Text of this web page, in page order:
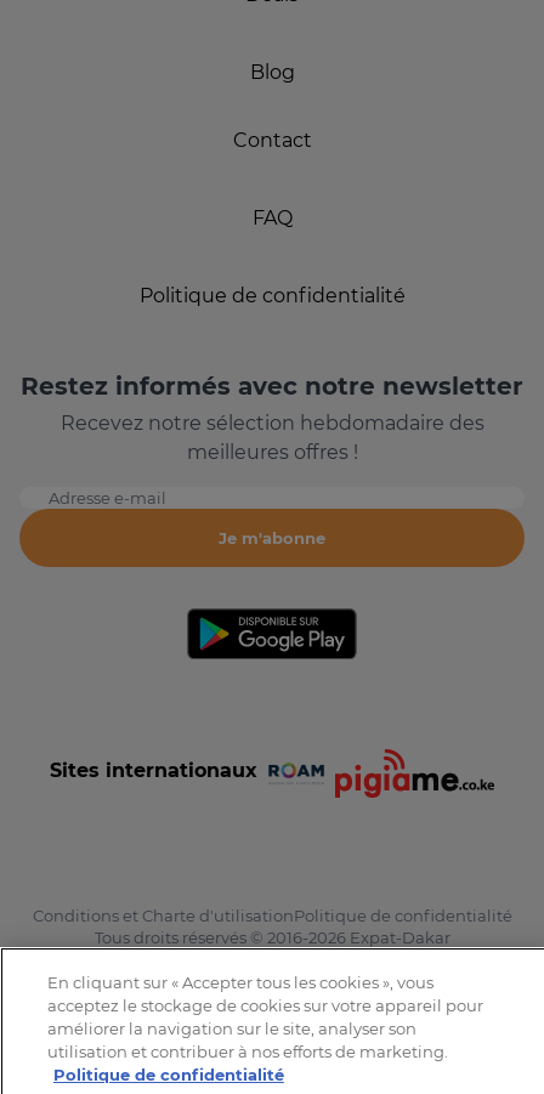
Blog
Contact
FAQ
Politique de confidentialité
Restez informés avec notre newsletter
Recevez notre sélection hebdomadaire des
meilleures offres !
Adresse e-mail
Je m'abonne
Sites internationaux
Conditions et Charte d'utilisationPolitique de confidentialité
Tous droits réservés © 2016-2026 Expat-Dakar
En cliquant sur « Accepter tous les cookies », vous
acceptez le stockage de cookies sur votre appareil pour
améliorer la navigation sur le site, analyser son
utilisation et contribuer à nos efforts de marketing.
Politique de confidentialité